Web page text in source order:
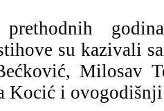
su kazivali
Milosav
Kocić i